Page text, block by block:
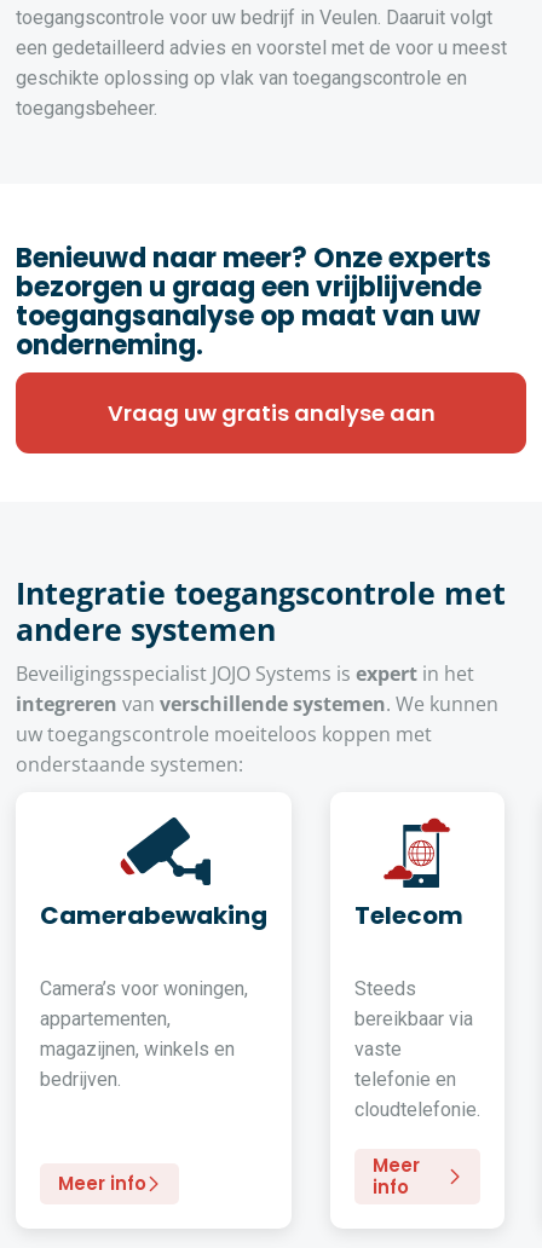
toegangscontrole voor uw bedrijf in Veulen. Daaruit volgt
een gedetailleerd advies en voorstel met de voor u meest
geschikte oplossing op vlak van toegangscontrole en
toegangsbeheer.
Benieuwd naar meer? Onze experts
bezorgen u graag een vrijblijvende
toegangsanalyse op maat van uw
onderneming.
Vraag uw gratis analyse aan
Integratie toegangscontrole met
andere systemen
Beveiligingsspecialist JOJO Systems isexpert in het
integreren vanverschillende systemen. We kunnen
uw toegangscontrole moeiteloos koppen met
onderstaande systemen:
Camerabewaking
Camera’s voor woningen,
appartementen,
magazijnen, winkels en
bedrijven.
Meer info
Telecom
Steeds
bereikbaar via
vaste
telefonie en
cloudtelefonie.
Meer
info